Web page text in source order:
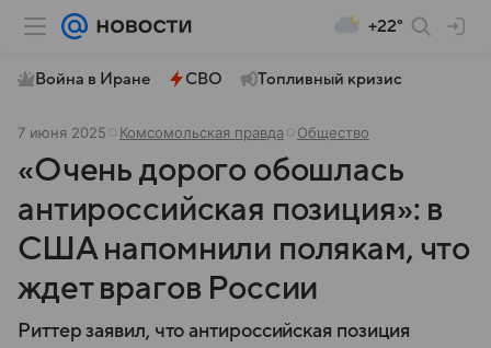
+22°
Война в Иране СВО Топливный кризис
7 июня 2025 Комсомольская правда Общество
«Очень дорого обошлась
антироссийская позиция»: в
США напомнили полякам, что
ждет врагов России
Риттер заявил, что антироссийская позиция